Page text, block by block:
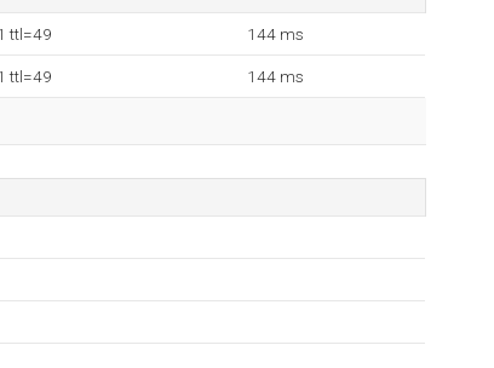
ttl=49 144 ms
ttl=49 144 ms